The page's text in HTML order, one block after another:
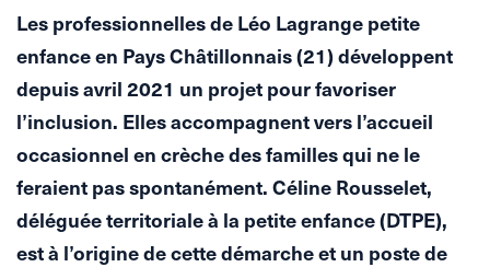
Les professionnelles de Léo Lagrange petite
enfance en Pays Châtillonnais (21) développent
depuis avril 2021 un projet pour favoriser
l’inclusion. Elles accompagnent vers l’accueil
occasionnel en crèche des familles qui ne le
feraient pas spontanément. Céline Rousselet,
déléguée territoriale à la petite enfance (DTPE),
est à l’origine de cette démarche et un poste de